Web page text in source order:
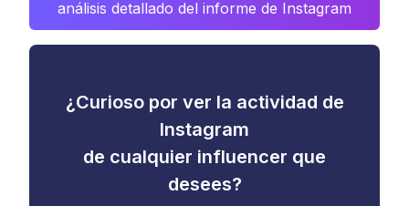
análisis detallado del informe de Instagram
¿Curioso por ver la actividad de
Instagram
de cualquier influencer que
desees?